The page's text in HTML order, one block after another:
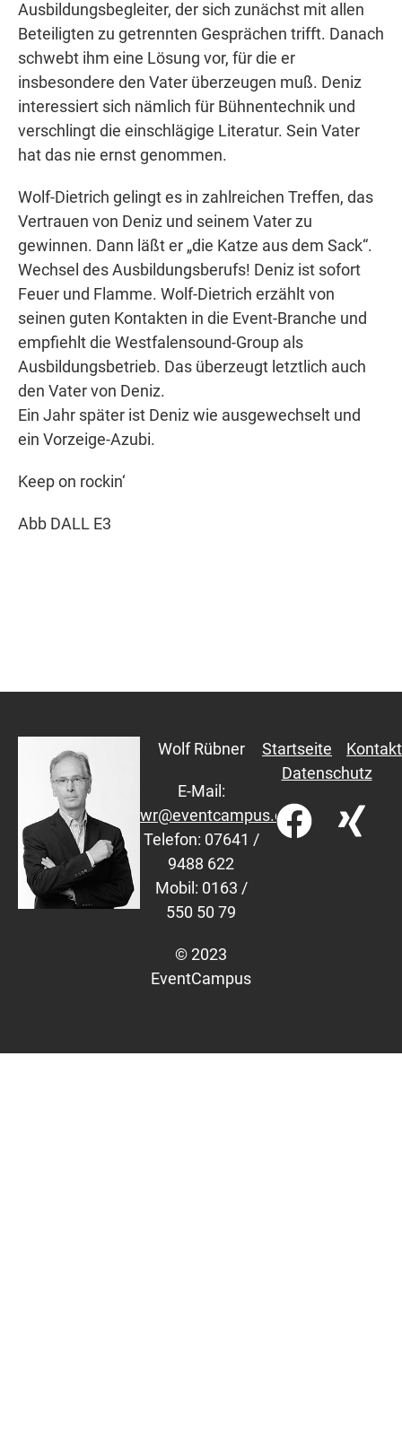
Ausbildungsbegleiter, der sich zunächst mit allen
Beteiligten zu getrennten Gesprächen trifft. Danach
schwebt ihm eine Lösung vor, für die er
insbesondere den Vater überzeugen muß. Deniz
interessiert sich nämlich für Bühnentechnik und
verschlingt die einschlägige Literatur. Sein Vater
hat das nie ernst genommen.
Wolf-Dietrich gelingt es in zahlreichen Treffen, das
Vertrauen von Deniz und seinem Vater zu
gewinnen. Dann läßt er „die Katze aus dem Sack“.
Wechsel des Ausbildungsberufs! Deniz ist sofort
Feuer und Flamme. Wolf-Dietrich erzählt von
seinen guten Kontakten in die Event-Branche und
empfiehlt die Westfalensound-Group als
Ausbildungsbetrieb. Das überzeugt letztlich auch
den Vater von Deniz.
Ein Jahr später ist Deniz wie ausgewechselt und
ein Vorzeige-Azubi.
Keep on rockin‘
Abb DALL E3
Wolf Rübner
E-Mail:
wr@eventcampus.com
Telefon: 07641 /
9488 622
Mobil: 0163 /
550 50 79
© 2023
EventCampus
Startseite
Kontakt
Datenschutz